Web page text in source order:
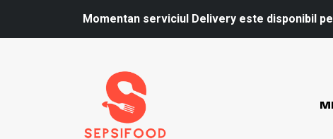
Momentan serviciul Delivery este disponibil